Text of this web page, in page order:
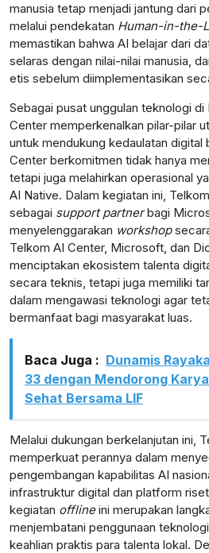
manusia tetap menjadi jantung dari
melalui pendekatan Human-in-the-
memastikan bahwa AI belajar dari
selaras dengan nilai-nilai manusia,
etis sebelum diimplementasikan
Sebagai pusat unggulan teknologi di
Center memperkenalkan pilar-pilar
untuk mendukung kedaulatan digital
Center berkomitmen tidak hanya
tetapi juga melahirkan operasional
AI Native. Dalam kegiatan ini,
sebagai support partnerbagi
menyelenggarakan workshop
Telkom AI Center, Microsoft, dan
menciptakan ekosistem talenta
secara teknis, tetapi juga memiliki
dalam mengawasi teknologi agar
bermanfaat bagi masyarakat luas.
Baca Juga : Dunamis
33 dengan Mendorong
Sehat Bersama LIF
Melalui dukungan berkelanjutan ini,
memperkuat perannya dalam
pengembangan kapabilitas AI
infrastruktur digital dan platform
kegiatan offlineini merupakan
menjembatani penggunaan
keahlian praktis para talenta lokal.